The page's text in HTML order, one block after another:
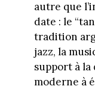
autre que
date : le
tradition
jazz, la
support à la
moderne à